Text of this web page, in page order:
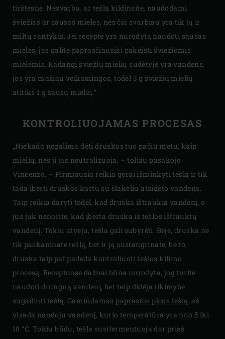
tirštesne. Nesvarbu, ar tešlą kildinsite, naudodami
šviežias ar sausas mieles, nes čia svarbiau yra tik jų ir
miltų santykis. Jei recepte yra nurodyta naudoti sausas
mieles, jas galite paprasčiausiai pakeisti šviežiomis
mielėmis. Kadangi šviežių mielių sudėtyje yra vandens,
jos yra mažiau veiksmingos, todėl 3 g šviežių mielių
atitiks 1 g sausų mielių.“
KONTROLIUOJAMAS PROCESAS
„Niekada negalima dėti druskos tuo pačiu metu, kaip
mielių, nes ji jas neutralizuoja, – toliau pasakojo
Vincenzo. – Pirmiausia reikia gerai išminkyti tešlą ir tik
tada įberti druskos kartu su šlakeliu atsidėto vandens.
Taip reikia daryti todėl, kad druska ištraukia vandenį, o
jūs juk nenorite, kad įberta druska iš tešlos ištrauktų
vandenį. Tokiu atveju, tešla gali subyrėti. Beje, druska ne
tik paskaninate tešlą, bet ir ją sustangrinate, be to,
druska taip pat padeda kontroliuoti tešlos kilimo
procesą. Receptuose dažnai būna nurodyta, jog turite
naudoti drungną vandenį, bet taip didėja tikimybė
sugadinti tešlą. Gamindamas paprastos picos tešlą, aš
visada naudoju vandenį, kurio temperatūra yra nuo 5 iki
10 °C. Tokiu būdu, tešla susifermentuoja dar prieš